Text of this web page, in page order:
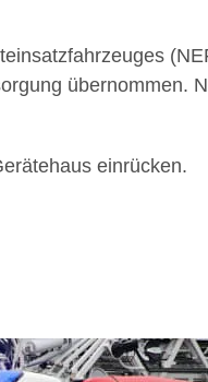
übernommen.
einrücken.